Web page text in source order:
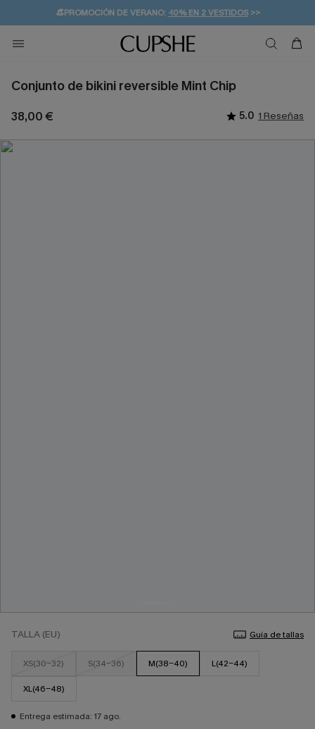
👒PROMOCIÓN DE VERANO:-10% EN 2 VESTIDOS>>
💌¡SUSCRIBIRSE & GANAR -10% EXTRA!
🚚ENVÍO GRATUITO A PARTIR DE 49 € >>
Conjunto de bikini reversible Mint Chip
38,00 € 5.0 1 Reseñas
TALLA (EU) Guía de tallas
XS(30-32) S(34-36) M(38-40) L(42-44)
XL(46-48)
Entrega estimada: 17 ago.